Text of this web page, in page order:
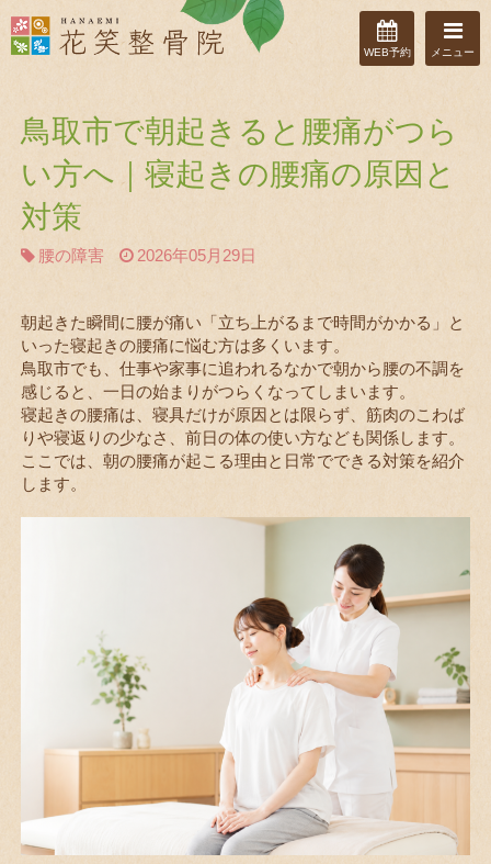
WEB予約 メニュー
鳥取市で朝起きると腰痛がつら
い方へ｜寝起きの腰痛の原因と
対策
腰の障害 2026年05月29日
朝起きた瞬間に腰が痛い「立ち上がるまで時間がかかる」と
いった寝起きの腰痛に悩む方は多くいます。
鳥取市でも、仕事や家事に追われるなかで朝から腰の不調を
感じると、一日の始まりがつらくなってしまいます。
寝起きの腰痛は、寝具だけが原因とは限らず、筋肉のこわば
りや寝返りの少なさ、前日の体の使い方なども関係します。
ここでは、朝の腰痛が起こる理由と日常でできる対策を紹介
します。